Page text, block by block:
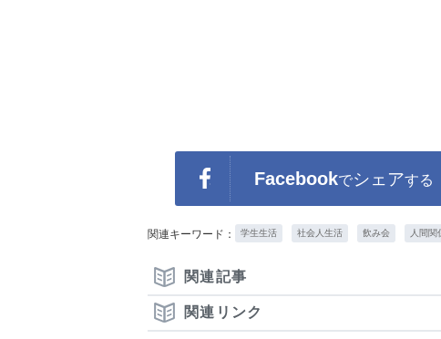
Facebookでシェアする
関連キーワード： 学生生活 社会人生活 飲み会 人間関
関連記事
関連リンク